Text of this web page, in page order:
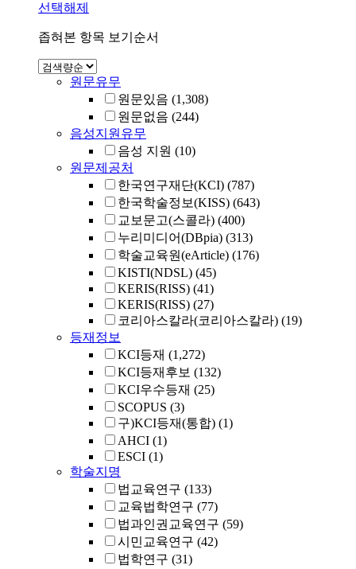
선택해제
좁혀본 항목 보기순서
원문유무
원문있음 (1,308)
원문없음 (244)
음성지원유무
음성 지원 (10)
원문제공처
한국연구재단(KCI) (787)
한국학술정보(KISS) (643)
교보문고(스콜라) (400)
누리미디어(DBpia) (313)
학술교육원(eArticle) (176)
KISTI(NDSL) (45)
KERIS(RISS) (41)
KERIS(RISS) (27)
코리아스칼라(코리아스칼라) (19)
등재정보
KCI등재 (1,272)
KCI등재후보 (132)
KCI우수등재 (25)
SCOPUS (3)
구)KCI등재(통합) (1)
AHCI (1)
ESCI (1)
학술지명
법교육연구 (133)
교육법학연구 (77)
법과인권교육연구 (59)
시민교육연구 (42)
법학연구 (31)